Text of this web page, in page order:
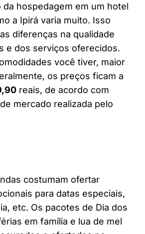
da hospedagem em um hotel
a Ipirá varia muito. Isso
diferenças na qualidade
e dos serviços oferecidos.
você tiver, maior
os preços ficam a
reais, de acordo com
mercado realizada pelo
costumam ofertar
para datas especiais,
etc. Os pacotes de Dia dos
em família e lua de mel